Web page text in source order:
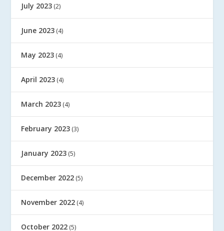
July 2023 (2)
June 2023 (4)
May 2023 (4)
April 2023 (4)
March 2023 (4)
February 2023 (3)
January 2023 (5)
December 2022 (5)
November 2022 (4)
October 2022 (5)